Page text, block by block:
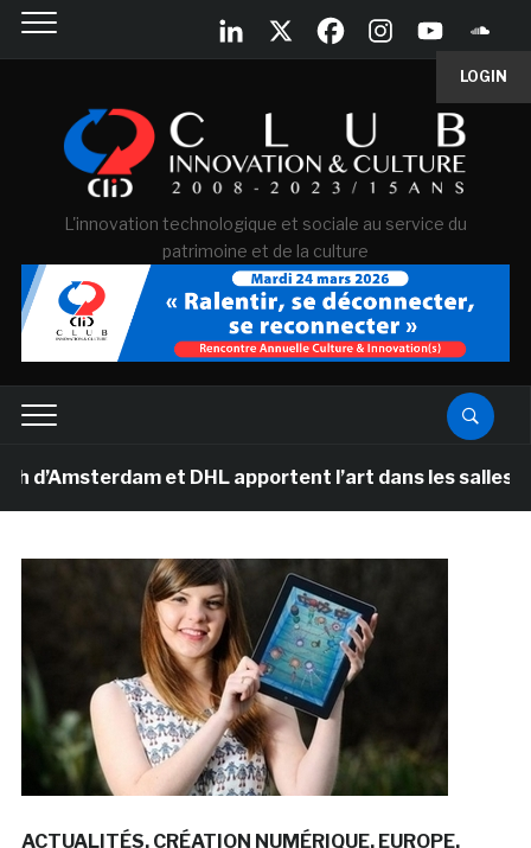
LOGIN
L'innovation technologique et sociale au service du
patrimoine et de la culture
et DHL apportent l’art dans les salles de
ACTUALITÉS CRÉATION NUMÉRIQUE EUROPE